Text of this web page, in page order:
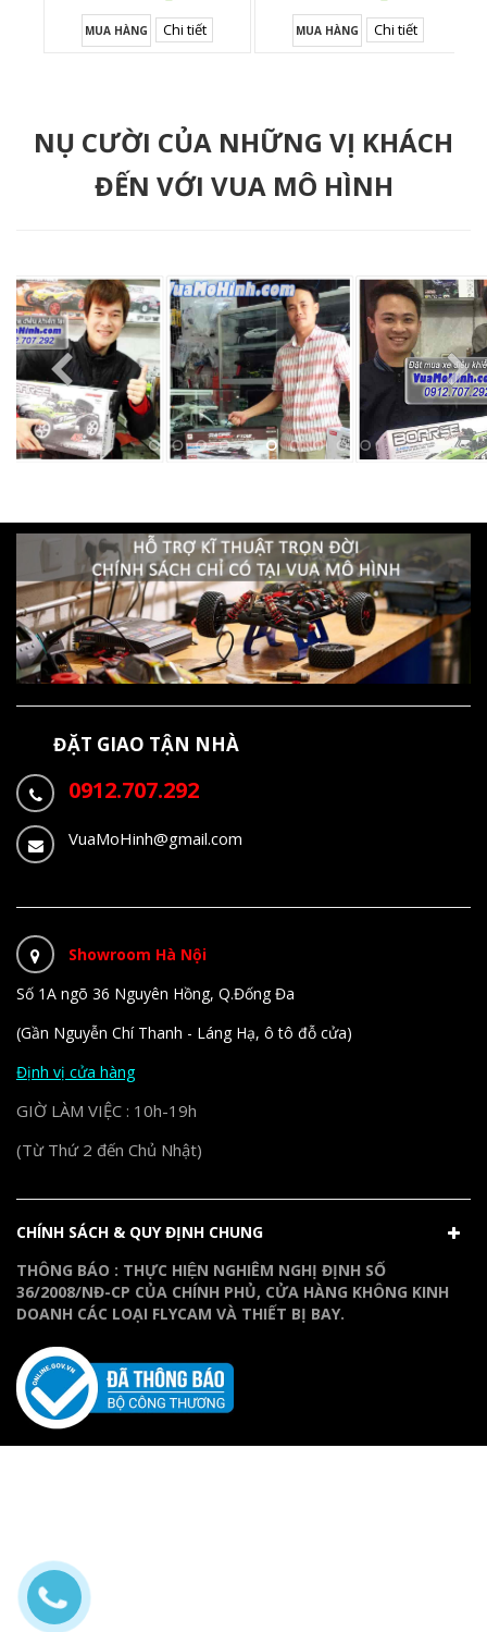
MUA HÀNG Chi tiết MUA HÀNG Chi tiết
NỤ CƯỜI CỦA NHỮNG VỊ KHÁCH
ĐẾN VỚI VUA MÔ HÌNH
ĐẶT GIAO TẬN NHÀ
0912.707.292
VuaMoHinh@gmail.com
Showroom Hà Nội
Số 1A ngõ 36 Nguyên Hồng, Q.Đống Đa
(Gần Nguyễn Chí Thanh - Láng Hạ, ô tô đỗ cửa)
Định vị cửa hàng
GIỜ LÀM VIỆC : 10h-19h
(Từ Thứ 2 đến Chủ Nhật)
CHÍNH SÁCH & QUY ĐỊNH CHUNG
THÔNG BÁO : THỰC HIỆN NGHIÊM NGHỊ ĐỊNH SỐ
36/2008/NĐ-CP CỦA CHÍNH PHỦ, CỬA HÀNG KHÔNG KINH
DOANH CÁC LOẠI FLYCAM VÀ THIẾT BỊ BAY.